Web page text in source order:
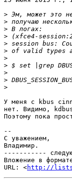
>
>
>
>
>
>
>
>
>
>
>
У меня с kbus
нет. Видимо,
Поэтому пока
--
С уважением,
Владимир.
-----------
Вложение в
URL: <http://